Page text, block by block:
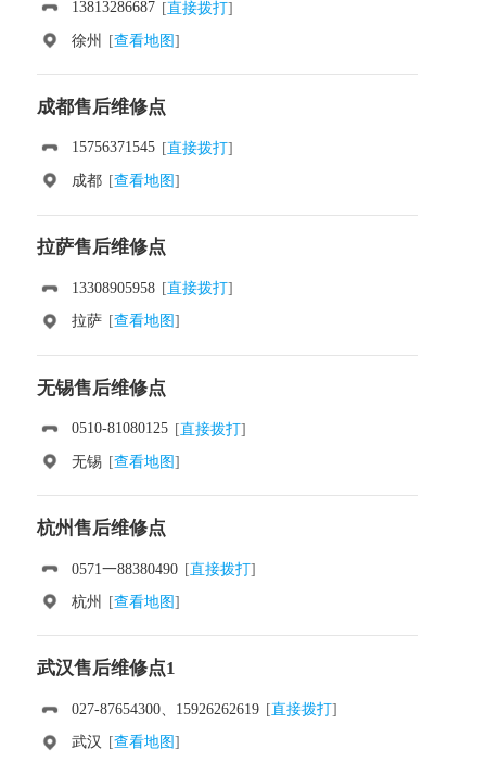
13813286687 [直接拨打]
徐州
[查看地图]
成都售后维修点
15756371545 [直接拨打]
成都 [查看地图]
拉萨售后维修点
13308905958 [直接拨打]
拉萨 [查看地图]
无锡售后维修点
0510-81080125 [直接拨打]
无锡 [查看地图]
杭州售后维修点
0571一88380490 [直接拨打]
杭州
[查看地图]
武汉售后维修点1
027-87654300、15926262619 [直接拨打]
武汉
[查看地图]